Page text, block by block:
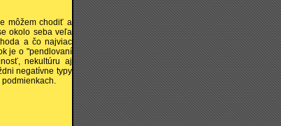
môžem chodiť a
okolo seba veľa
a čo najviac
je o "pendlovaní
nekultúru aj
negatívne typy